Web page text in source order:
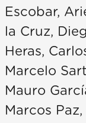
Escobar,
la Cruz,
Heras,
Marcelo
Mauro
Marcos